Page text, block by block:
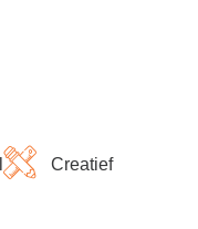
Creatief